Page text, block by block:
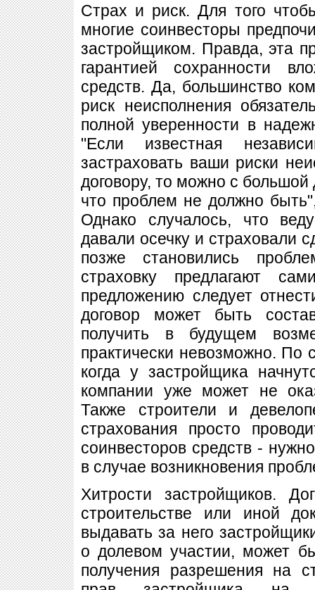
Страх и риск. Для того
многие соинвесторы
застройщиком. Правда, эта
гарантией сохранности
средств. Да, большинство
риск неисполнения
полной уверенности в
"Если известная
застраховать ваши риски
договору, то можно с большой
что проблем не должно
Однако случалось, что
давали осечку и страховали
позже становились
страховку предлагают
предложению следует
договор может быть
получить в будущем
практически невозможно. По
когда у застройщика
компании уже может не
Также строители и
страхования просто
соинвесторов средств -
в случае возникновения
Хитрости застройщиков.
строительстве или иной
выдавать за него
о долевом участии, может
получения разрешения на